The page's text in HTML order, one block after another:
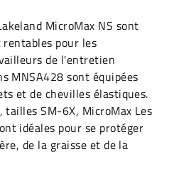
MicroMax NS sont
pour les
de l'entretien
MNSA428 sont équipées
et de chevilles élastiques.
SM-6X, MicroMax Les
idéales pour se protéger
de la graisse et de la